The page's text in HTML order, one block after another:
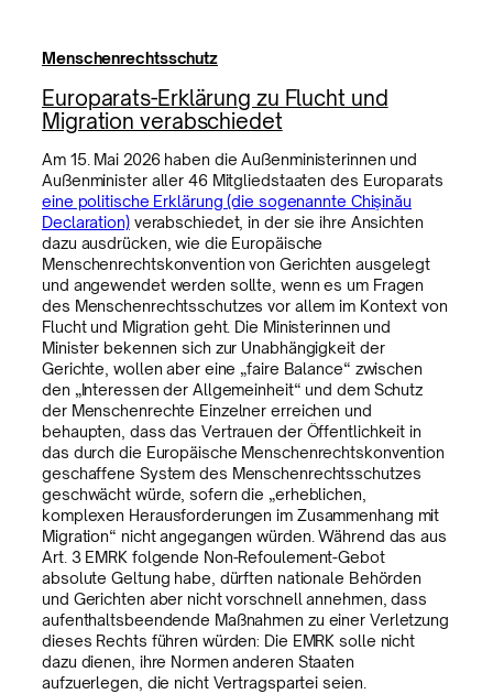
Menschenrechtsschutz
Europarats-Erklärung zu Flucht und
Migration verabschiedet
Am 15. Mai 2026 haben die Außenministerinnen und
Außenminister aller 46 Mitgliedstaaten des Europarats
eine politische Erklärung (die sogenannte Chişinău
Declaration)verabschiedet, in der sie ihre Ansichten
dazu ausdrücken, wie die Europäische
Menschenrechtskonvention von Gerichten ausgelegt
und angewendet werden sollte, wenn es um Fragen
des Menschenrechtsschutzes vor allem im Kontext von
Flucht und Migration geht. Die Ministerinnen und
Minister bekennen sich zur Unabhängigkeit der
Gerichte, wollen aber eine „faire Balance“ zwischen
den „Interessen der Allgemeinheit“ und dem Schutz
der Menschenrechte Einzelner erreichen und
behaupten, dass das Vertrauen der Öffentlichkeit in
das durch die Europäische Menschenrechtskonvention
geschaffene System des Menschenrechtsschutzes
geschwächt würde, sofern die „erheblichen,
komplexen Herausforderungen im Zusammenhang mit
Migration“ nicht angegangen würden. Während das aus
Art. 3 EMRK folgende Non-Refoulement-Gebot
absolute Geltung habe, dürften nationale Behörden
und Gerichten aber nicht vorschnell annehmen, dass
aufenthaltsbeendende Maßnahmen zu einer Verletzung
dieses Rechts führen würden: Die EMRK solle nicht
dazu dienen, ihre Normen anderen Staaten
aufzuerlegen, die nicht Vertragspartei seien.